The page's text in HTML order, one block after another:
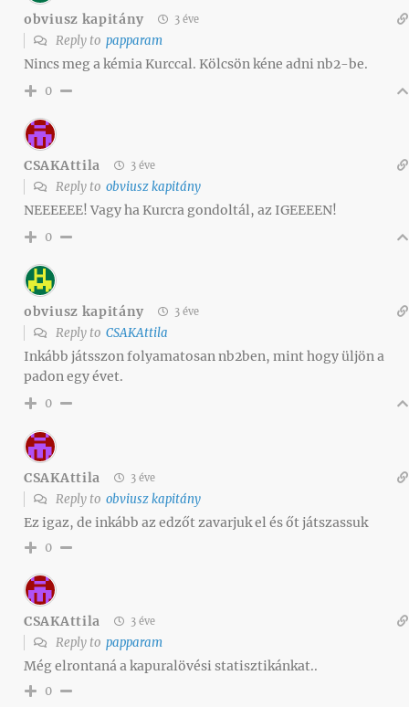
obviusz kapitány 3 éve
Reply to papparam
Nincs meg a kémia Kurccal. Kölcsön kéne adni nb2-be.
0
CSAKAttila 3 éve
Reply to obviusz kapitány
NEEEEEE! Vagy ha Kurcra gondoltál, az IGEEEEN!
0
obviusz kapitány 3 éve
Reply to CSAKAttila
Inkább játsszon folyamatosan nb2ben, mint hogy üljön a
padon egy évet.
0
CSAKAttila 3 éve
Reply to obviusz kapitány
Ez igaz, de inkább az edzőt zavarjuk el és őt játszassuk
0
CSAKAttila 3 éve
Reply to papparam
Még elrontaná a kapuralövési statisztikánkat..
0